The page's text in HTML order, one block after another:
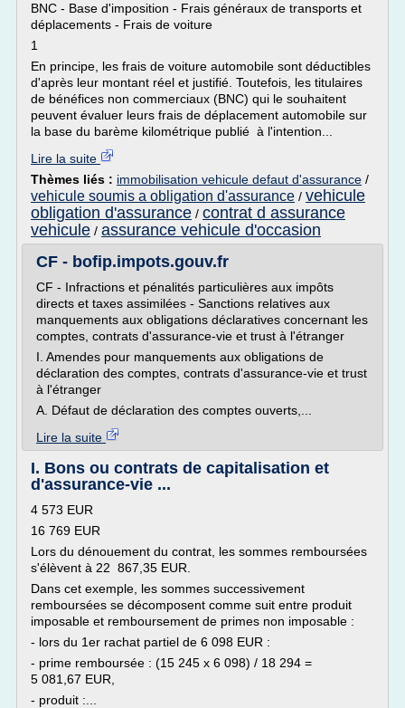
BNC - Base d'imposition - Frais généraux de transports et
déplacements - Frais de voiture
1
En principe, les frais de voiture automobile sont déductibles
d'après leur montant réel et justifié. Toutefois, les titulaires
de bénéfices non commerciaux (BNC) qui le souhaitent
peuvent évaluer leurs frais de déplacement automobile sur
la base du barème kilométrique publié à l'intention...
Lire la suite
Thèmes liés : immobilisation vehicule defaut d'assurance /
vehicule soumis a obligation d'assurance / vehicule
obligation d'assurance / contrat d assurance
vehicule / assurance vehicule d'occasion
CF - bofip.impots.gouv.fr
CF - Infractions et pénalités particulières aux impôts
directs et taxes assimilées - Sanctions relatives aux
manquements aux obligations déclaratives concernant les
comptes, contrats d'assurance-vie et trust à l'étranger
I. Amendes pour manquements aux obligations de
déclaration des comptes, contrats d'assurance-vie et trust
à l'étranger
A. Défaut de déclaration des comptes ouverts,...
Lire la suite
I. Bons ou contrats de capitalisation et
d'assurance-vie ...
4 573 EUR
16 769 EUR
Lors du dénouement du contrat, les sommes remboursées
s'élèvent à 22 867,35 EUR.
Dans cet exemple, les sommes successivement
remboursées se décomposent comme suit entre produit
imposable et remboursement de primes non imposable :
- lors du 1er rachat partiel de 6 098 EUR :
- prime remboursée : (15 245 x 6 098) / 18 294 =
5 081,67 EUR,
- produit :...